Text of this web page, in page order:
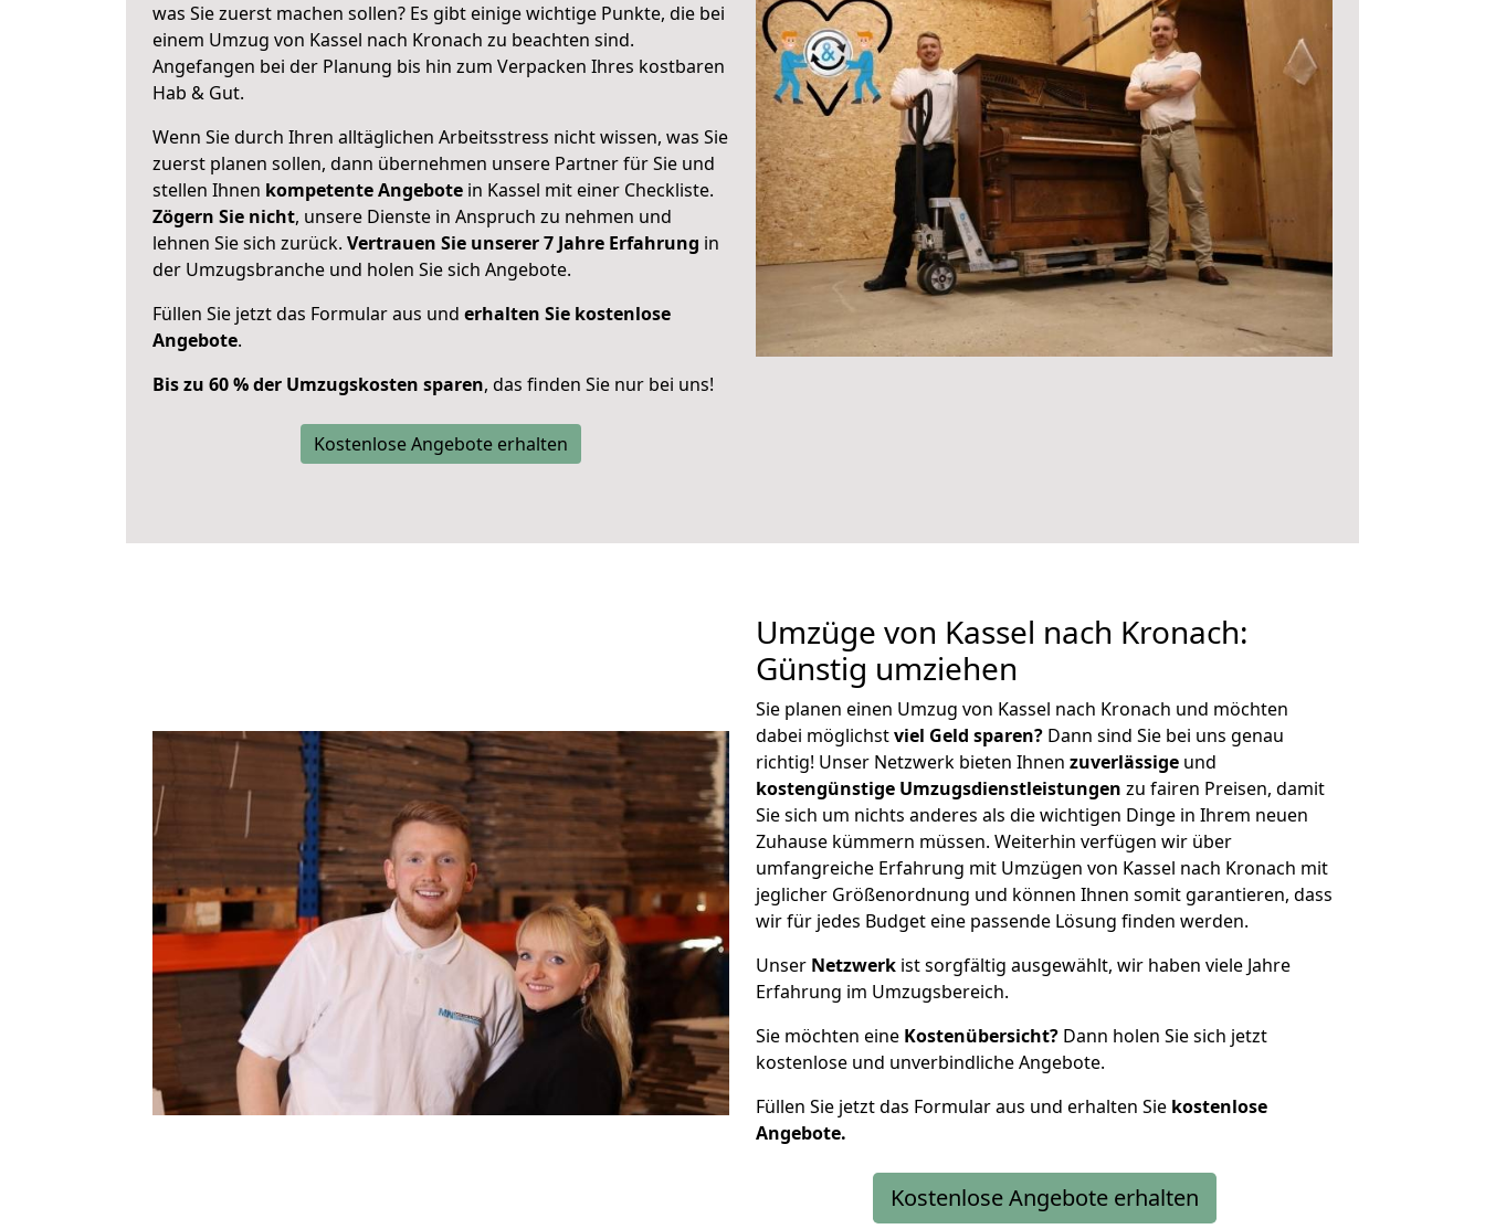
was Sie zuerst machen sollen? Es gibt einige wichtige Punkte, die bei
einem Umzug von Kassel nach Kronach zu beachten sind.
Angefangen bei der Planung bis hin zum Verpacken Ihres kostbaren
Hab & Gut.
Wenn Sie durch Ihren alltäglichen Arbeitsstress nicht wissen, was Sie
zuerst planen sollen, dann übernehmen unsere Partner für Sie und
stellen Ihnen kompetente Angebote in Kassel mit einer Checkliste.
Zögern Sie nicht, unsere Dienste in Anspruch zu nehmen und
lehnen Sie sich zurück. Vertrauen Sie unserer 7 Jahre Erfahrung in
der Umzugsbranche und holen Sie sich Angebote.
Füllen Sie jetzt das Formular aus und erhalten Sie kostenlose
Angebote.
Bis zu 60 % der Umzugskosten sparen, das finden Sie nur bei uns!
Kostenlose Angebote erhalten
Umzüge von Kassel nach Kronach:
Günstig umziehen
Sie planen einen Umzug von Kassel nach Kronach und möchten
dabei möglichstviel Geld sparen? Dann sind Sie bei uns genau
richtig! Unser Netzwerk bieten Ihnen zuverlässige und
kostengünstige Umzugsdienstleistungen zu fairen Preisen, damit
Sie sich um nichts anderes als die wichtigen Dinge in Ihrem neuen
Zuhause kümmern müssen. Weiterhin verfügen wir über
umfangreiche Erfahrung mit Umzügen von Kassel nach Kronach mit
jeglicher Größenordnung und können Ihnen somit garantieren, dass
wir für jedes Budget eine passende Lösung finden werden.
Unser Netzwerk ist sorgfältig ausgewählt, wir haben viele Jahre
Erfahrung im Umzugsbereich.
Sie möchten eine Kostenübersicht? Dann holen Sie sich jetzt
kostenlose und unverbindliche Angebote.
Füllen Sie jetzt das Formular aus und erhalten Sie kostenlose
Angebote.
Kostenlose Angebote erhalten